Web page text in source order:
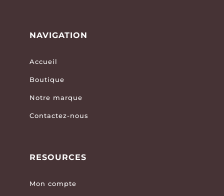
NAVIGATION
Accueil
Boutique
Notre marque
Contactez-nous
RESOURCES
Mon compte